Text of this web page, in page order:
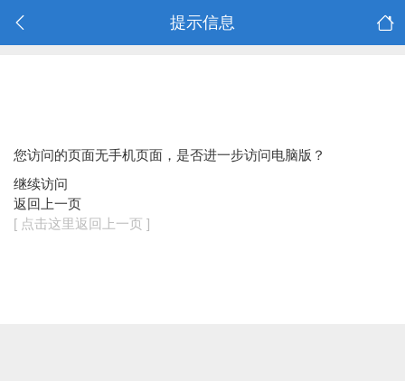
提示信息
您访问的页面无手机页面，是否进一步访问电脑版？
继续访问
返回上一页
[ 点击这里返回上一页 ]